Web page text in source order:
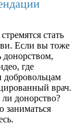
стать
Если вы тоже
донорством,
где
добровольцам
врач.
донорство?
заниматься